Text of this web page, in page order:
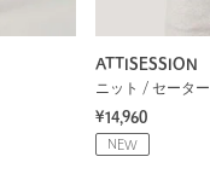
ATTISESSION
ニット / セーター
¥14,960
NEW